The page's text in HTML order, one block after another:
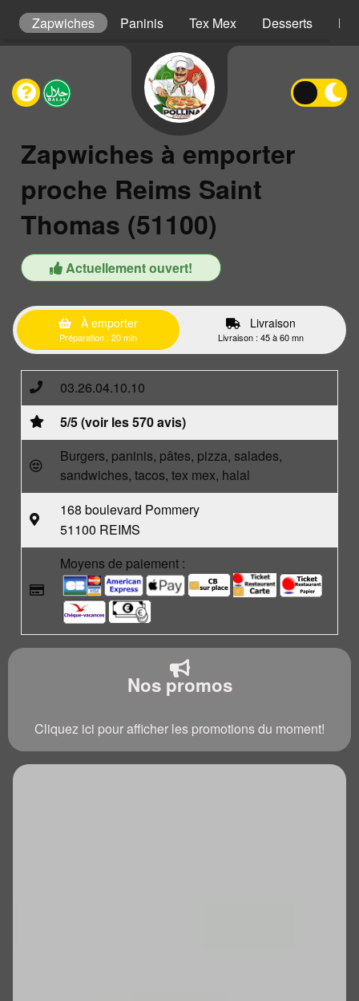
Zapwiches Paninis Tex Mex Desserts
Zapwiches à emporter
proche Reims Saint
Thomas (51100)
Actuellement ouvert!
À emporter
Préparation : 20 min
Livraison
Livraison : 45 à 60 mn
03.26.04.10.10
5/5 (voir les 570 avis)
Burgers, paninis, pâtes, pizza, salades,
sandwiches, tacos, tex mex, halal
168 boulevard Pommery
51100 REIMS
Moyens de paiement :
Nos promos
Cliquez ici pour afficher les promotions du moment!